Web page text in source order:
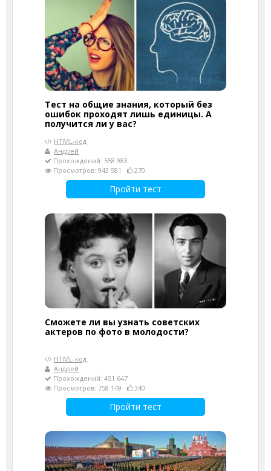
Тест на общие знания, который без
ошибок проходят лишь единицы. А
получится ли у вас?
HTML-код
Андрей
Прохождений: 558 983
Просмотров: 943 581
270
Пройти тест
Сможете ли вы узнать советских
актеров по фото в молодости?
HTML-код
Андрей
Прохождений: 451 647
Просмотров: 758 149
340
Пройти тест